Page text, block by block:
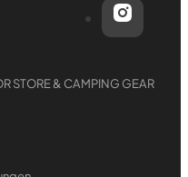
STORE &
& CAMPING GEAR